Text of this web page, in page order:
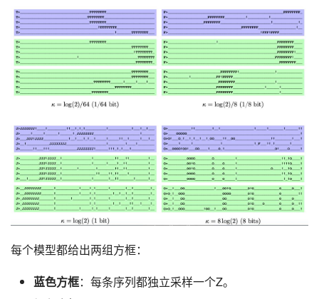
每个模型都给出两组方框：
蓝色方框：每条序列都独立采样一个Z。